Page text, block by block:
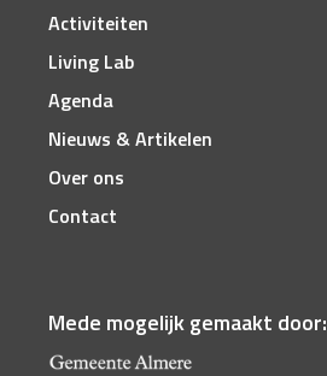
Activiteiten
Living Lab
Agenda
Nieuws & Artikelen
Over ons
Contact
Mede mogelijk gemaakt door: